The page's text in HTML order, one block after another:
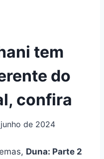
tem
do
confira
de 2024
Duna: Parte 2